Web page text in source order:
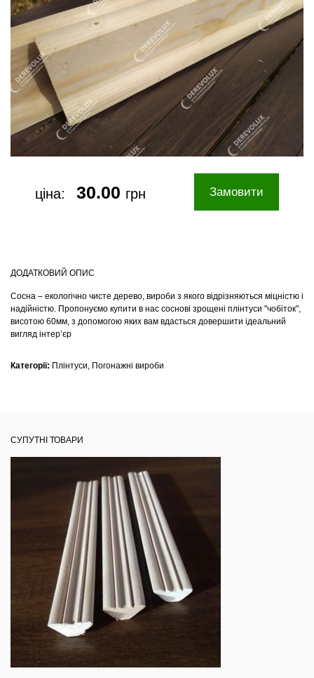
ціна: 30.00 грн Замовити
ДОДАТКОВИЙ ОПИС
Сосна – екологічно чисте дерево, вироби з якого відрізняються міцністю і
надійністю. Пропонуємо купити в нас соснові зрощені плінтуси "чобіток",
висотою 60мм, з допомогою яких вам вдасться довершити ідеальний
вигляд інтер’єр
Категорії: Плінтуси, Погонажні вироби
СУПУТНІ ТОВАРИ